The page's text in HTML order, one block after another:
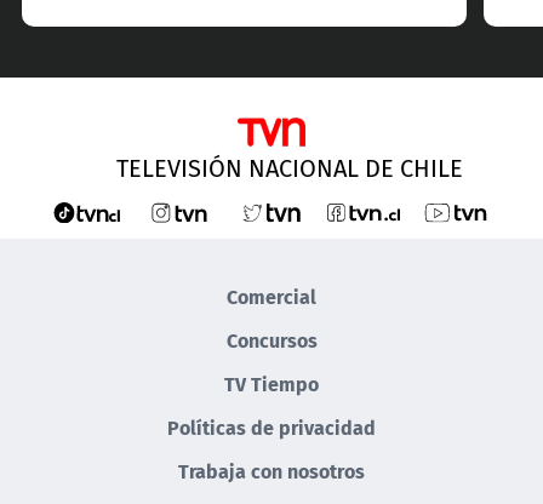
TELEVISIÓN NACIONAL DE CHILE
Comercial
Concursos
TV Tiempo
Políticas de privacidad
Trabaja con nosotros